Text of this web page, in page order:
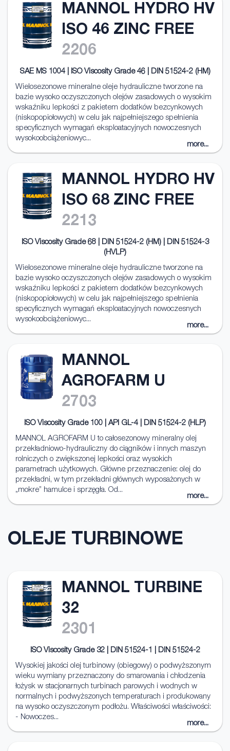
MANNOL HYDRO HV
ISO 46 ZINC FREE
2206
SAE MS 1004 | ISO Viscosity Grade 46 | DIN 51524-2 (HM)
Wielosezonowe mineralne oleje hydrauliczne tworzone na
bazie wysoko oczyszczonych olejów zasadowych o wysokim
wskaźniku lepkości z pakietem dodatków bezcynkowych
(niskopopiołowych) w celu jak najpełniejszego spełnienia
specyficznych wymagań eksploatacyjnych nowoczesnych
wysokoobciążeniowyc...
more...
MANNOL HYDRO HV
ISO 68 ZINC FREE
2213
ISO Viscosity Grade 68 | DIN 51524-2 (HM) | DIN 51524-3
(HVLP)
Wielosezonowe mineralne oleje hydrauliczne tworzone na
bazie wysoko oczyszczonych olejów zasadowych o wysokim
wskaźniku lepkości z pakietem dodatków bezcynkowych
(niskopopiołowych) w celu jak najpełniejszego spełnienia
specyficznych wymagań eksploatacyjnych nowoczesnych
wysokoobciążeniowyc...
more...
MANNOL
AGROFARM U
2703
ISO Viscosity Grade 100 | API GL-4 | DIN 51524-2 (HLP)
MANNOL AGROFARM U to całosezonowy mineralny olej
przekładniowo-hydrauliczny do ciągników i innych maszyn
rolniczych o zwiększonej lepkości oraz wysokich
parametrach użytkowych. Główne przeznaczenie: olej do
przekładni, w tym przekładni głównych wyposażonych w
„mokre” hamulce i sprzęgła. Od...
more...
OLEJE TURBINOWE
MANNOL TURBINE
32
2301
ISO Viscosity Grade 32 | DIN 51524-1 | DIN 51524-2
Wysokiej jakości olej turbinowy (obiegowy) o podwyższonym
wieku wymiany przeznaczony do smarowania i chłodzenia
łożysk w stacjonarnych turbinach parowych i wodnych w
normalnych i podwyższonych temperaturach i produkowany
na wysoko oczyszczonym podłożu. Właściwości właściwości:
- Nowoczes...
more...